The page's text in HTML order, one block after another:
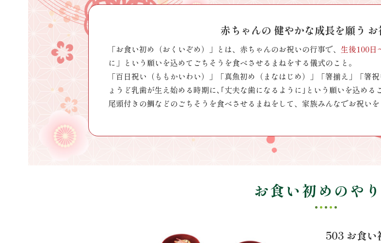
赤ちゃんの 健やかな成長を願う
「お食い初め（おくいぞめ）」とは、赤ちゃんのお祝いの行事で、 生後100日
に」という願いを込めてごちそうを食べさせるまねをする儀式のこと。
「百日祝い（ももかいわい）」「真魚初め（まなはじめ）」「箸揃え」「箸
ょうど乳歯が生え始める時期に､｢丈夫な歯になるように｣という願いを込め
尾頭付きの鯛などのごちそうを食べさせるまねをして、家族みんなでお祝いを
お食い初めのや
503 お食い